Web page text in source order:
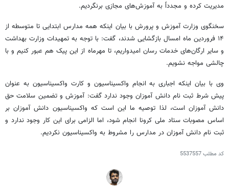
مدیریت کرده و مجدداً به آموزش‌های مجازی برنگردیم.
سخنگوی وزارت آموزش و پرورش با بیان اینکه همه مدارس ابتدایی تا متوسطه از
۱۴ فروردین ماه امسال بازگشایی شدند، گفت: با توجه به تمهیدات وزارت بهداشت
و سایر ارگان‌های خدماترسان امیدواریم، تا مهرماه از این پیک هم عبور کنیم و با
چالشی مواجه نشویم.
وی با بیان اینکه اجباری به انجام واکسیناسیون و کارت واکسیناسیون به عنوان
پیش شرط ثبت نام دانش آموزان وجود ندارد گفت: آموزش و تضمین سلامت حق
دانش آموزان است، لذا توصیه ما این است که واکسیناسیون دانش آموزان بر
اساس مصوبات ستاد ملی کرونا انجام شود، اما الزامی برای این کار وجود ندارد و
ثبت نام دانش آموزان در مدارس را مشروط به واکسیناسیون نکردیم.
کد مطلب5537557